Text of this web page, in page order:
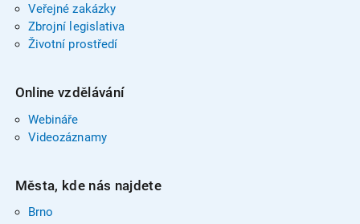
Veřejné zakázky
Zbrojní legislativa
Životní prostředí
Online vzdělávání
Webináře
Videozáznamy
Města, kde nás najdete
Brno